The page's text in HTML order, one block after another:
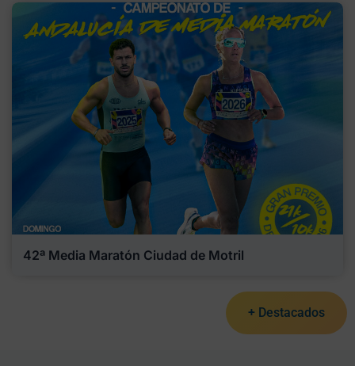
42ª Media Maratón Ciudad de Motril
+ Destacados